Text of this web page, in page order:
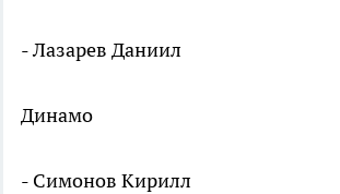
- Лазарев Даниил
Динамо
- Симонов Кирилл